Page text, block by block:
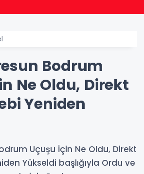
Bodrum
Ne Oldu, Direkt
Yeniden
Uçuşu İçin Ne Oldu, Direkt
Yükseldi başlığıyla Ordu ve